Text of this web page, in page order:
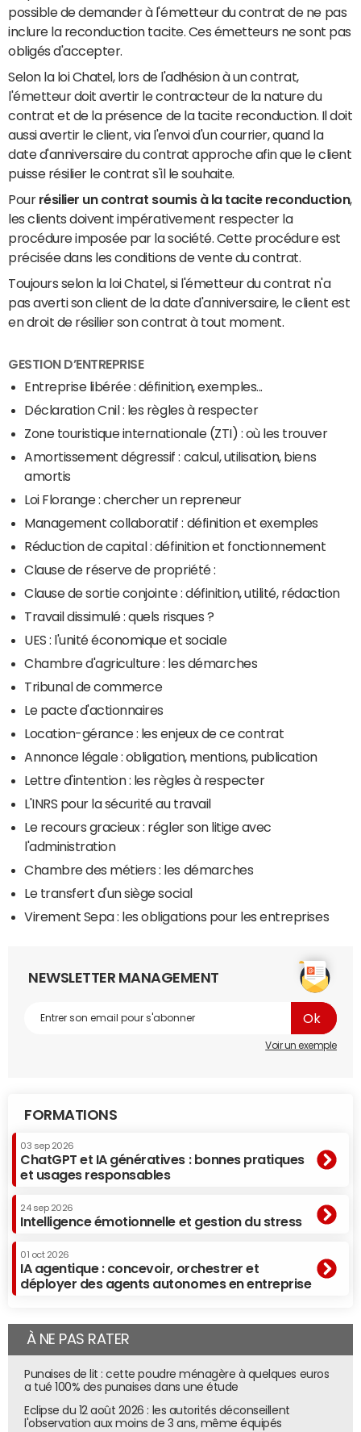
possible de demander à l'émetteur du contrat de ne pas
inclure la reconduction tacite. Ces émetteurs ne sont pas
obligés d'accepter.
Selon la loi Chatel, lors de l'adhésion à un contrat,
l'émetteur doit avertir le contracteur de la nature du
contrat et de la présence de la tacite reconduction. Il doit
aussi avertir le client, via l'envoi d'un courrier, quand la
date d'anniversaire du contrat approche afin que le client
puisse résilier le contrat s'il le souhaite.
Pour résilier un contrat soumis à la tacite reconduction,
les clients doivent impérativement respecter la
procédure imposée par la société. Cette procédure est
précisée dans les conditions de vente du contrat.
Toujours selon la loi Chatel, si l'émetteur du contrat n'a
pas averti son client de la date d'anniversaire, le client est
en droit de résilier son contrat à tout moment.
GESTION D’ENTREPRISE
Entreprise libérée : définition, exemples...
Déclaration Cnil : les règles à respecter
Zone touristique internationale (ZTI) : où les trouver
Amortissement dégressif : calcul, utilisation, biens
amortis
Loi Florange : chercher un repreneur
Management collaboratif : définition et exemples
Réduction de capital : définition et fonctionnement
Clause de réserve de propriété :
Clause de sortie conjointe : définition, utilité, rédaction
Travail dissimulé : quels risques ?
UES : l'unité économique et sociale
Chambre d'agriculture : les démarches
Tribunal de commerce
Le pacte d'actionnaires
Location-gérance : les enjeux de ce contrat
Annonce légale : obligation, mentions, publication
Lettre d'intention : les règles à respecter
L'INRS pour la sécurité au travail
Le recours gracieux : régler son litige avec
l'administration
Chambre des métiers : les démarches
Le transfert d'un siège social
Virement Sepa : les obligations pour les entreprises
NEWSLETTER MANAGEMENT
Voir un exemple
FORMATIONS
03 sep 2026
ChatGPT et IA génératives : bonnes pratiques
et usages responsables
24 sep 2026
Intelligence émotionnelle et gestion du stress
01 oct 2026
IA agentique : concevoir, orchestrer et
déployer des agents autonomes en entreprise
À NE PAS RATER
Punaises de lit : cette poudre ménagère à quelques euros
a tué 100% des punaises dans une étude
Eclipse du 12 août 2026 : les autorités déconseillent
l'observation aux moins de 3 ans, même équipés